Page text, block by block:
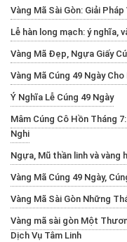
Vàng Mã Sài Gòn: Giải
Lễ hàn long mạch: ý nghĩa,
Vàng Mã Đẹp, Ngựa Giấy
Vàng Mã Cúng 49 Ngày
Ý Nghĩa Lễ Cúng 49 Ngày
Mâm Cúng Cô Hồn Tháng
Nghi
Ngựa, Mũ thần linh và vàng
Vàng Mã Cúng 49 Ngày,
Vàng Mã Sài Gòn Những
Vàng mã sài gòn Một
Dịch Vụ Tâm Linh